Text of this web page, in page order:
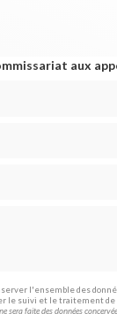
aux
l'ensemble des
le suivi et le traitement de
sera faite des données